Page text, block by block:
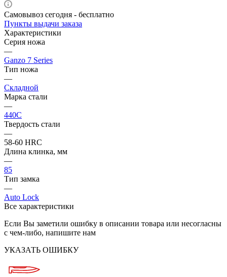
Самовывоз сегодня - бесплатно
Пункты выдачи заказа
Характеристики
Серия ножа
—
Ganzo 7 Series
Тип ножа
—
Складной
Марка стали
—
440C
Твердость стали
—
58-60 HRC
Длина клинка, мм
—
85
Тип замка
—
Auto Lock
Все характеристики
Если Вы заметили ошибку в описании товара или несогласны
с чем-либо, напишите нам
УКАЗАТЬ ОШИБКУ